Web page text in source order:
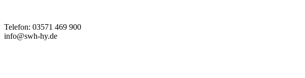
Telefon: 03571 469 900
info@swh-hy.de